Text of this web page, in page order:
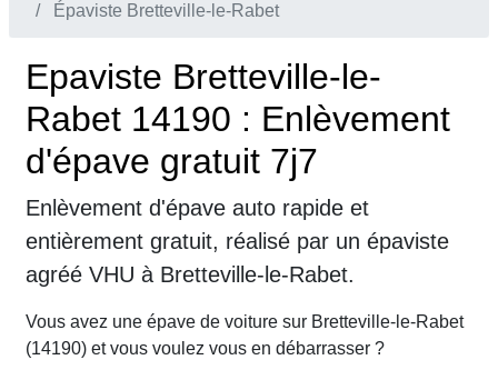
Épaviste Bretteville-le-Rabet
Epaviste Bretteville-le-
Rabet 14190 : Enlèvement
d'épave gratuit 7j7
Enlèvement d'épave auto rapide et
entièrement gratuit, réalisé par un épaviste
agréé VHU à Bretteville-le-Rabet.
Vous avez une épave de voiture sur Bretteville-le-Rabet
(14190) et vous voulez vous en débarrasser ?